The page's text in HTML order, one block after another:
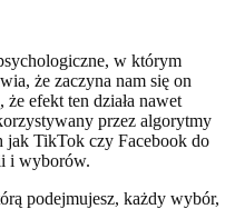
w którym
że zaczyna nam się on
efekt ten działa nawet
przez algorytmy
jak TikTok czy Facebook do
i wyborów.
podejmujesz, każdy wybór,